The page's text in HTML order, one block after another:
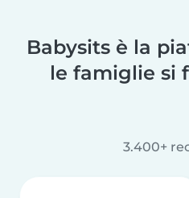
Babysits è la
le famiglie si
3.400+